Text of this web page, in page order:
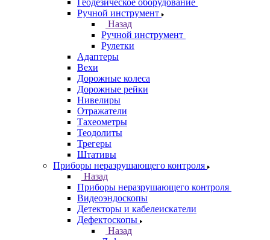
Геодезическое оборудование
Ручной инструмент
Назад
Ручной инструмент
Рулетки
Адаптеры
Вехи
Дорожные колеса
Дорожные рейки
Нивелиры
Отражатели
Тахеометры
Теодолиты
Трегеры
Штативы
Приборы неразрушающего контроля
Назад
Приборы неразрушающего контроля
Видеоэндоскопы
Детекторы и кабелеискатели
Дефектоскопы
Назад